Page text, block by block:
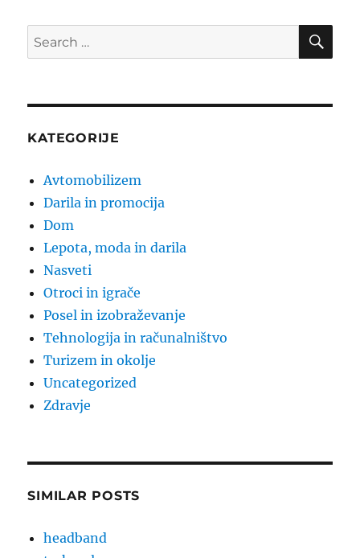
Search
for:
KATEGORIJE
Avtomobilizem
Darila in promocija
Dom
Lepota, moda in darila
Nasveti
Otroci in igrače
Posel in izobraževanje
Tehnologija in računalništvo
Turizem in okolje
Uncategorized
Zdravje
SIMILAR POSTS
headband